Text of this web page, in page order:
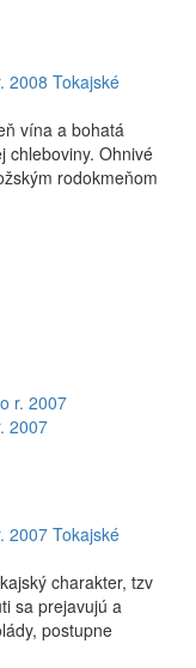
2008 Tokajské
vína a bohatá
chleboviny. Ohnivé
rodokmeňom
2007
2007 Tokajské
charakter, tzv
sa prejavujú a
postupne